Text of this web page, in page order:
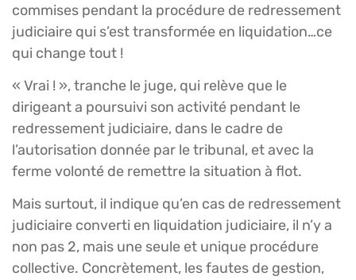
commises pendant la procédure de redressement
judiciaire qui s’est transformée en liquidation…ce
qui change tout !
« Vrai ! », tranche le juge, qui relève que le
dirigeant a poursuivi son activité pendant le
redressement judiciaire, dans le cadre de
l’autorisation donnée par le tribunal, et avec la
ferme volonté de remettre la situation à flot.
Mais surtout, il indique qu’en cas de redressement
judiciaire converti en liquidation judiciaire, il n’y a
non pas 2, mais une seule et unique procédure
collective. Concrètement, les fautes de gestion,